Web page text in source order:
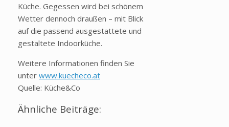
Küche. Gegessen wird bei schönem
Wetter dennoch draußen – mit Blick
auf die passend ausgestattete und
gestaltete Indoorküche.
Weitere Informationen finden Sie
unter www.kuecheco.at
Quelle: Küche&Co
Ähnliche Beiträge: